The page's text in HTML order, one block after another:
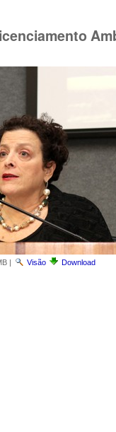
| Visão Download